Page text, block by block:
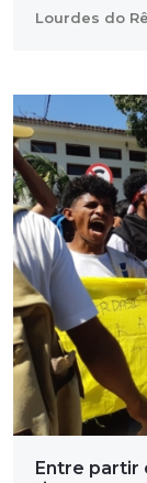
Lourdes do
Entre partir